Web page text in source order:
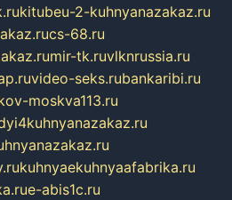
kitubeu-2-kuhnyanazakaz.ru
cs-68.ru
mir-tk.ruvlknrussia.ru
video-seks.rubankaribi.ru
moskva113.ru
kuhnyaekuhnyaafabrika.ru
e-abis1c.ru